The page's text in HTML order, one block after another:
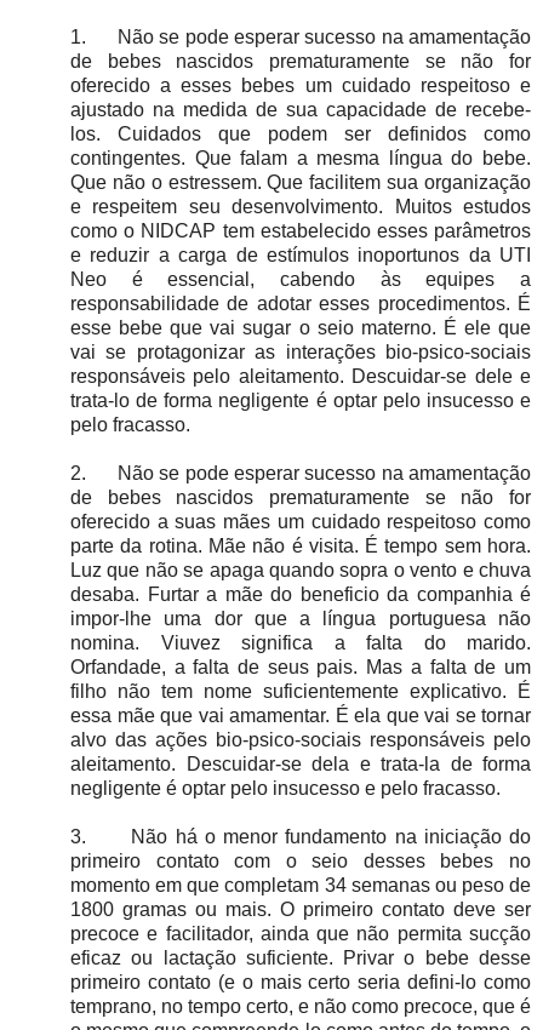
1.
Não se pode esperar sucesso na amamentação
de bebes nascidos prematuramente se não for
oferecido a esses bebes um cuidado respeitoso e
ajustado na medida de sua capacidade de recebe-
los. Cuidados que podem ser definidos como
contingentes. Que falam a mesma língua do bebe.
Que não o estressem. Que facilitem sua organização
e respeitem seu desenvolvimento. Muitos estudos
como o NIDCAP tem estabelecido esses parâmetros
e reduzir a carga de estímulos inoportunos da UTI
Neo é essencial, cabendo às equipes a
responsabilidade de adotar esses procedimentos. É
esse bebe que vai sugar o seio materno. É ele que
vai se protagonizar as interações bio-psico-sociais
responsáveis pelo aleitamento. Descuidar-se dele e
trata-lo de forma negligente é optar pelo insucesso e
pelo fracasso.
2.
Não se pode esperar sucesso na amamentação
de bebes nascidos prematuramente se não for
oferecido a suas mães um cuidado respeitoso como
parte da rotina. Mãe não é visita. É tempo sem hora.
Luz que não se apaga quando sopra o vento e chuva
desaba. Furtar a mãe do beneficio da companhia é
impor-lhe uma dor que a língua portuguesa não
nomina. Viuvez significa a falta do marido.
Orfandade, a falta de seus pais. Mas a falta de um
filho não tem nome suficientemente explicativo. É
essa mãe que vai amamentar. É ela que vai se tornar
alvo das ações bio-psico-sociais responsáveis pelo
aleitamento. Descuidar-se dela e trata-la de forma
negligente é optar pelo insucesso e pelo fracasso.
3.
Não há o menor fundamento na iniciação do
primeiro contato com o seio desses bebes no
momento em que completam 34 semanas ou peso de
1800 gramas ou mais. O primeiro contato deve ser
precoce e facilitador, ainda que não permita sucção
eficaz ou lactação suficiente. Privar o bebe desse
primeiro contato (e o mais certo seria defini-lo como
temprano, no tempo certo, e não como precoce, que é